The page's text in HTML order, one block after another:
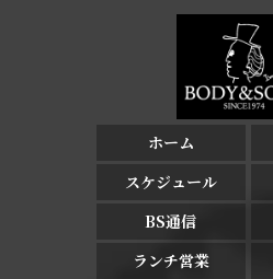
ホーム
スケジュール
BS通信
ランチ営業